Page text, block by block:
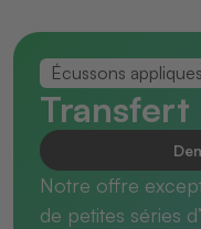
Écussons
Notre offre
de petites séries